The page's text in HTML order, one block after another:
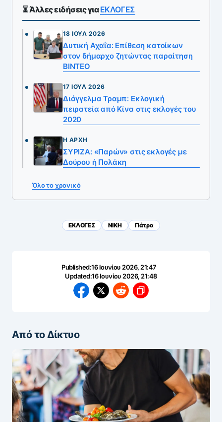
⏳ Άλλες ειδήσεις γιαΕΚΛΟΓΕΣ
18 ΙΟΎΛ 2026
Δυτική Αχαΐα: Επίθεση κατοίκων
στον δήμαρχο ζητώντας παραίτηση
ΒΙΝΤΕΟ
17 ΙΟΎΛ 2026
Διάγγελμα Τραμπ: Εκλογική
πειρατεία από Κίνα στις εκλογές του
2020
Η ΑΡΧΉ
ΣΥΡΙΖΑ: «Παρών» στις εκλογές με
Δούρου ή Πολάκη
Όλο το χρονικό
ΕΚΛΟΓΕΣ ΝΙΚΗ Πάτρα
Published:16 Ιουνίου 2026, 21:47
Updated:16 Ιουνίου 2026, 21:48
Από το Δίκτυο